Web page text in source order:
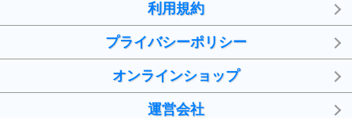
利用規約
プライバシーポリシー
オンラインショップ
運営会社